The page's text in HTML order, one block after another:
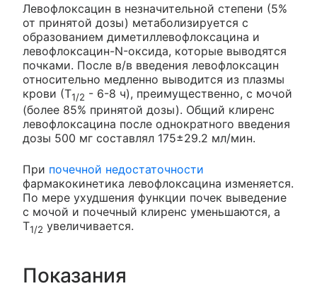
Левофлоксацин в незначительной степени (5%
от принятой дозы) метаболизируется с
образованием диметиллевофлоксацина и
левофлоксацин-N-оксида, которые выводятся
почками. После в/в введения левофлоксацин
относительно медленно выводится из плазмы
крови (Т1/2 - 6-8 ч), преимущественно, с мочой
(более 85% принятой дозы). Общий клиренс
левофлоксацина после однократного введения
дозы 500 мг составлял 175±29.2 мл/мин.
При почечной недостаточности
фармакокинетика левофлоксацина изменяется.
По мере ухудшения функции почек выведение
с мочой и почечный клиренс уменьшаются, а
Т1/2 увеличивается.
Показания